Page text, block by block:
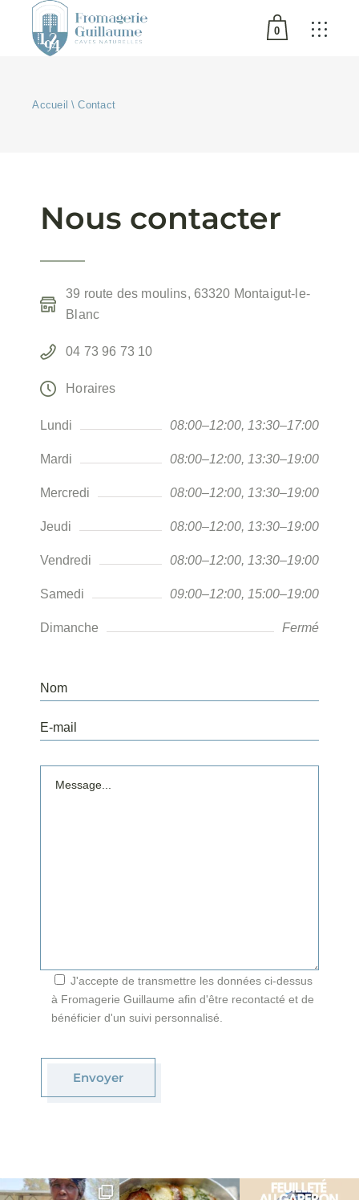
0
Accueil Contact
Nous contacter
39 route des moulins, 63320 Montaigut-le-
Blanc
04 73 96 73 10
Horaires
Lundi 08:00–12:00, 13:30–17:00
Mardi 08:00–12:00, 13:30–19:00
Mercredi 08:00–12:00, 13:30–19:00
Jeudi 08:00–12:00, 13:30–19:00
Vendredi 08:00–12:00, 13:30–19:00
Samedi 09:00–12:00, 15:00–19:00
Dimanche Fermé
J'accepte de transmettre les données ci-dessus
à Fromagerie Guillaume afin d'être recontacté et de
bénéficier d'un suivi personnalisé.
Envoyer